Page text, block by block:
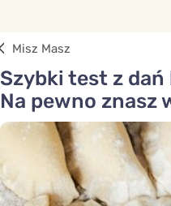
Misz Masz
Szybki test z
Na pewno znasz